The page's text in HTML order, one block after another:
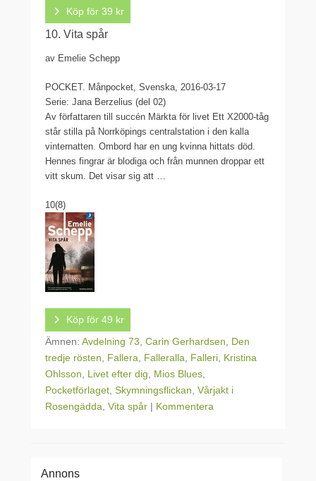
Köp för 39 kr
10. Vita spår
av Emelie Schepp
POCKET. Månpocket, Svenska, 2016-03-17
Serie: Jana Berzelius (del 02)
Av författaren till succén Märkta för livet Ett X2000-tåg
står stilla på Norrköpings centralstation i den kalla
vinternatten. Ombord har en ung kvinna hittats död.
Hennes fingrar är blodiga och från munnen droppar ett
vitt skum. Det visar sig att …
10(8)
Köp för 49 kr
Ämnen: Avdelning 73 Carin Gerhardsen
Den
tredje rösten
Fallera Falleralla Falleri Kristina
Ohlsson
Livet efter dig Mios Blues
Pocketförlaget Skymningsflickan Vårjakt i
Rosengädda Vita spår | Kommentera
Annons